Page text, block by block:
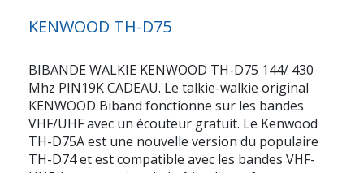
KENWOOD TH-D75
BIBANDE WALKIE KENWOOD TH-D75 144/ 430
Mhz PIN19K CADEAU. Le talkie-walkie original
KENWOOD Biband fonctionne sur les bandes
VHF/UHF avec un écouteur gratuit. Le Kenwood
TH-D75A est une nouvelle version du populaire
TH-D74 et est compatible avec les bandes VHF-